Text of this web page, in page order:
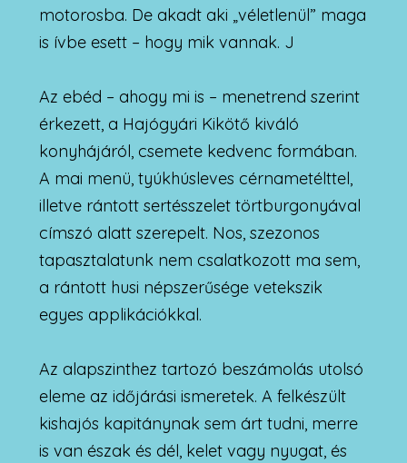
motorosba. De akadt aki „véletlenül” maga
is ívbe esett – hogy mik vannak. J
Az ebéd – ahogy mi is – menetrend szerint
érkezett, a Hajógyári Kikötő kiváló
konyhájáról, csemete kedvenc formában.
A mai menü, tyúkhúsleves cérnametélttel,
illetve rántott sertésszelet törtburgonyával
címszó alatt szerepelt. Nos, szezonos
tapasztalatunk nem csalatkozott ma sem,
a rántott husi népszerűsége vetekszik
egyes applikációkkal.
Az alapszinthez tartozó beszámolás utolsó
eleme az időjárási ismeretek. A felkészült
kishajós kapitánynak sem árt tudni, merre
is van észak és dél, kelet vagy nyugat, és